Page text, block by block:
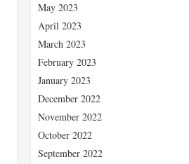
May 2023
April 2023
March 2023
February 2023
January 2023
December 2022
November 2022
October 2022
September 2022